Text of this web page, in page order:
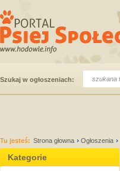
Szukaj w ogłoszeniach:
Tu jesteś: Strona głowna Ogłoszenia
Kategorie